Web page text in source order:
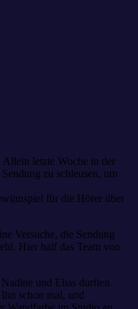
Allein letzte Woche in der
zu schleusen, um
für die Hörer über
Versuche, die Sendung
Hier half das Team von
und Elias durften
schon mal, und